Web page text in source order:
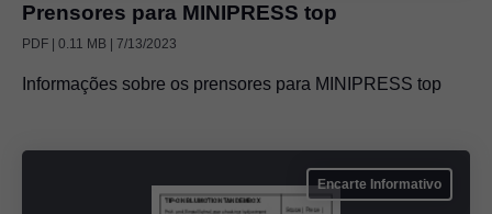
Prensores para MINIPRESS top
PDF | 0.11 MB | 7/13/2023
Informações sobre os prensores para MINIPRESS top
Encarte Informativo